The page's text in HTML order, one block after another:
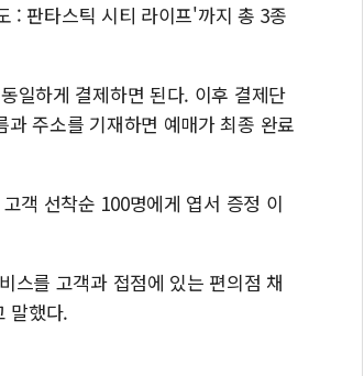
: 판타스틱 시티 라이프'까지 총 3종
일하게 결제하면 된다. 이후 결제단
주소를 기재하면 예매가 최종 완료
객 선착순 100명에게 엽서 증정 이
스를 고객과 접점에 있는 편의점 채
말했다.